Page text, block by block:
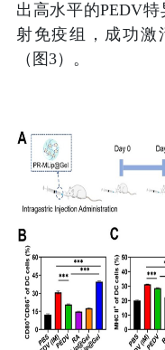
出高水平的PEDV特
射免疫组，成功激
（图 3）。